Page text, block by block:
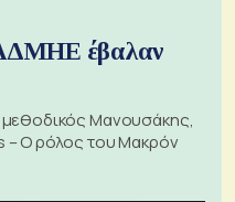
έβαλαν
μεθοδικός Μανουσάκης,
– Ο ρόλος του Μακρόν